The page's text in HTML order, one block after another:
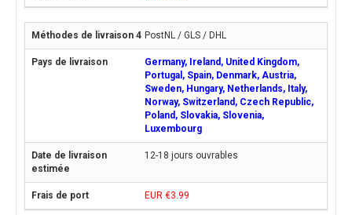
PostNL / GLS / DHL
Germany, Ireland, United Kingdom,
Portugal, Spain, Denmark, Austria,
Sweden, Hungary, Netherlands, Italy,
Norway, Switzerland, Czech Republic,
Poland, Slovakia, Slovenia,
Luxembourg
12-18 jours ouvrables
EUR €3.99